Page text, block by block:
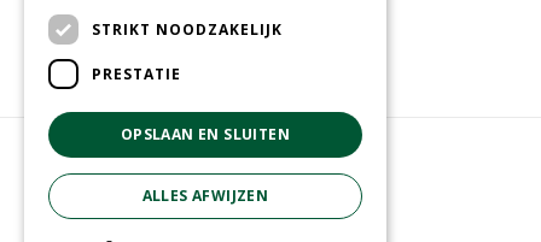
Schommelstoel cozy alu stone
Verzend- en retourregeling
© GroenRijk Raalte
Green Solutions
Tuincentrum Overzicht
STRIKT NOODZAKELIJK
PRESTATIE
OPSLAAN EN SLUITEN
ALLES AFWIJZEN